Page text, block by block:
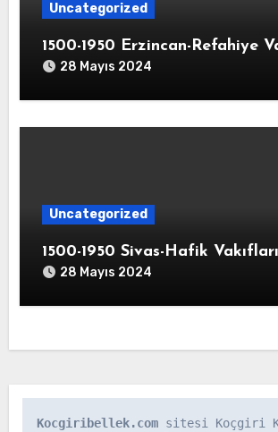
Uncategorized
1500-1950 Erzincan-Refahiye
28 Mayıs 2024
Uncategorized
1500-1950 Sivas-Hafik Vakıfları
28 Mayıs 2024
Kocgiribellek.com sitesi Koçgiri